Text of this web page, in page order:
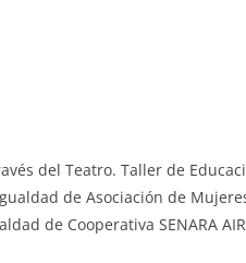
del Teatro. Taller de
de Asociación de
de Cooperativa SENARA